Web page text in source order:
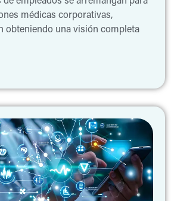
médicas corporativas,
obteniendo una visión completa